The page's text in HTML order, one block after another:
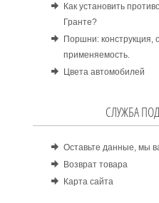
Как установить
Гранте?
Поршни: конструкция,
применяемость.
Цвета автомобилей
СЛУЖБА
Оставьте данные, мы
Возврат товара
Карта сайта